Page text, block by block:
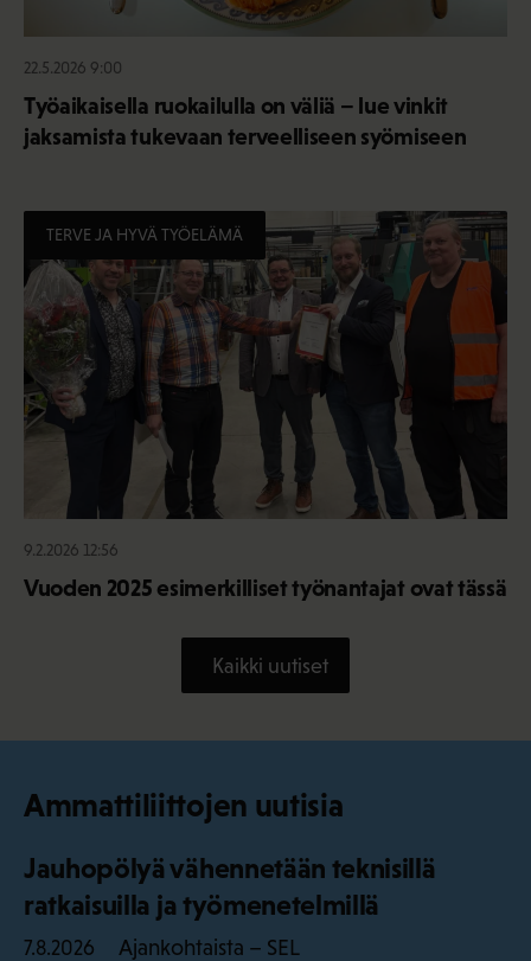
22.5.2026 9:00
Työaikaisella ruokailulla on väliä – lue vinkit
jaksamista tukevaan terveelliseen syömiseen
TERVE JA HYVÄ TYÖELÄMÄ
9.2.2026 12:56
Vuoden 2025 esimerkilliset työnantajat ovat tässä
Kaikki uutiset
Ammattiliittojen uutisia
Jauhopölyä vähennetään teknisillä
ratkaisuilla ja työmenetelmillä
7.8.2026 Ajankohtaista – SEL